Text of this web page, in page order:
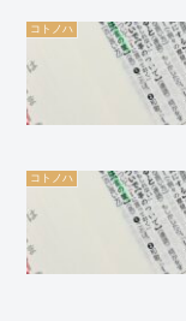
コトノハ
コトノハ